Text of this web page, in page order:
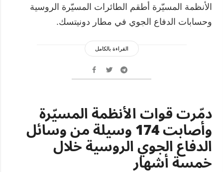
الأنظمة المسيّرة أطقم الطائرات المسيّرة الروسية
وحسابات الدفاع الجوي في مطار دونيتسك.
القراءة بالكامل
دمّرت قوات الأنظمة المسيّرة
وأصابت 174 وسيلة من وسائل
الدفاع الجوي الروسية خلال
خمسة أشهار